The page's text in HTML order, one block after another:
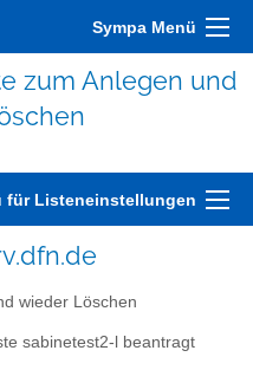
Sympa Menü
zum Anlegen und
für Listeneinstellungen
wieder Löschen
sabinetest2-l beantragt